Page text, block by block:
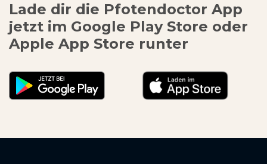
Lade dir die Pfotendoctor App
jetzt im Google Play Store oder
Apple App Store runter